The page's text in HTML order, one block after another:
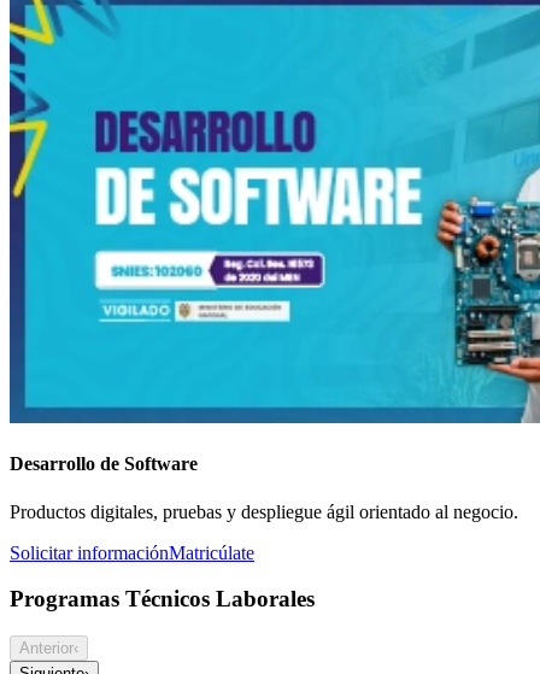
Desarrollo de Software
Productos digitales, pruebas y despliegue ágil orientado al negocio.
Solicitar informaciónMatricúlate
Programas Técnicos Laborales
Anterior‹